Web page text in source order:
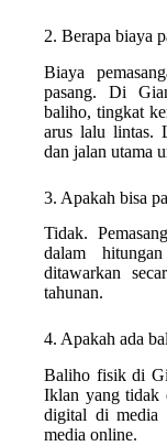
2. Berapa biaya
Biaya
pasang. Di
baliho, tingkat
arus lalu lintas.
dan jalan utama
3. Apakah bisa
Tidak.
dalam
ditawarkan
tahunan.
4. Apakah ada
Baliho fisik di
Iklan yang tidak
digital di media
media online.